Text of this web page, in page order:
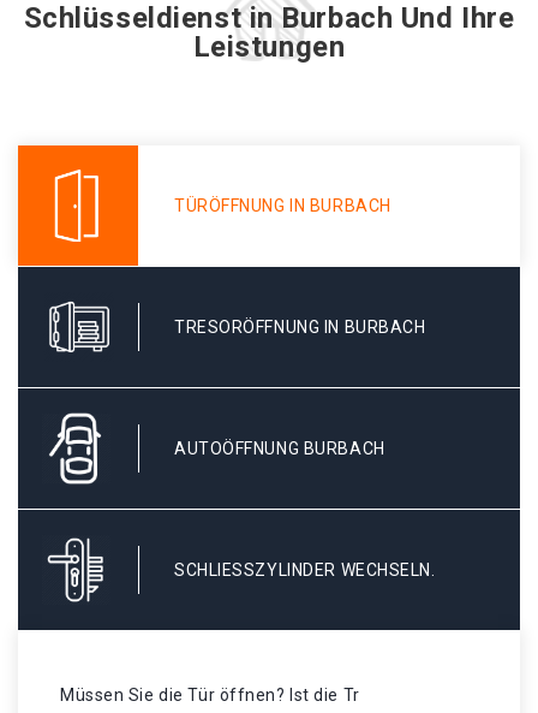
Schlüsseldienst in Burbach Und Ihre
Leistungen
TÜRÖFFNUNG IN BURBACH
TRESORÖFFNUNG IN BURBACH
AUTOÖFFNUNG BURBACH
SCHLIESSZYLINDER WECHSELN.
Müssen Sie die Tür öffnen? Ist die Tr